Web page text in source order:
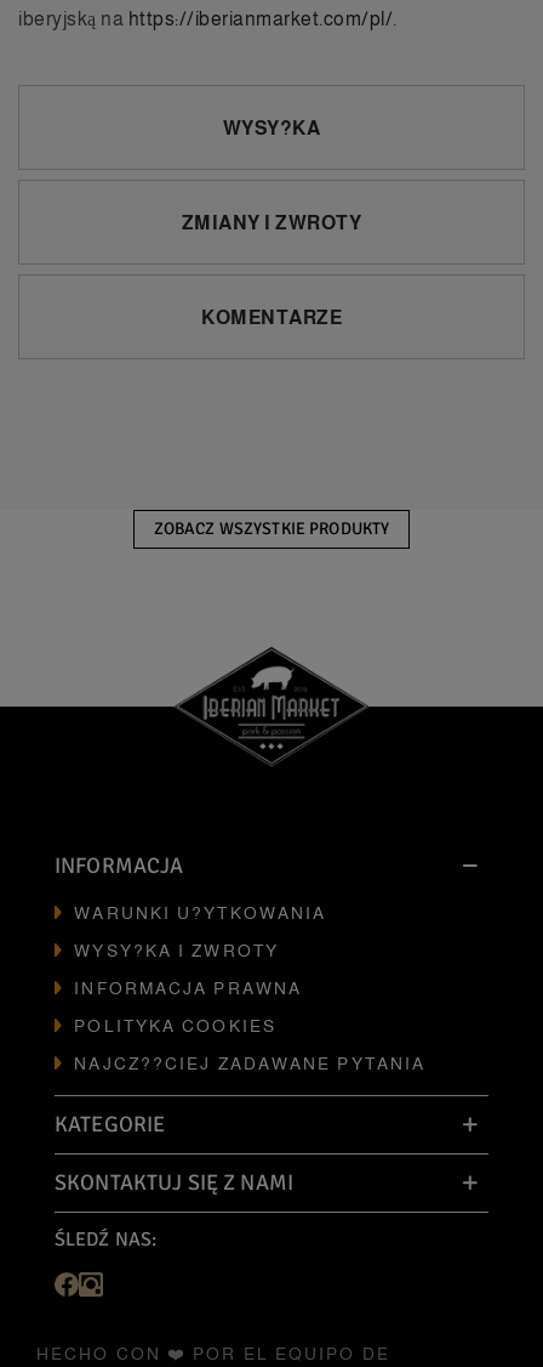
iberyjską na https://iberianmarket.com/pl/
WYSY?KA
ZMIANY I ZWROTY
KOMENTARZE
ZOBACZ WSZYSTKIE PRODUKTY
INFORMACJA
WARUNKI U?YTKOWANIA
WYSY?KA I ZWROTY
INFORMACJA PRAWNA
POLITYKA COOKIES
NAJCZ??CIEJ ZADAWANE PYTANIA
KATEGORIE
SKONTAKTUJ SIĘ Z NAMI
ŚLEDŹ NAS:
HECHO CON ❤️ POR EL EQUIPO DE